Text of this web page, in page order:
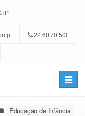
22 60 70 500
Toggle
Educação de Infância